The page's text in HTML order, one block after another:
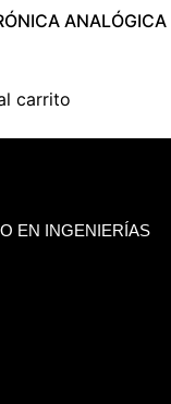
ANALÓGICA
carrito
EN INGENIERÍAS